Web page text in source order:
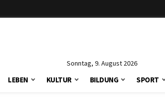
Sonntag, 9. August 2026
LEBEN KULTUR BILDUNG SPORT